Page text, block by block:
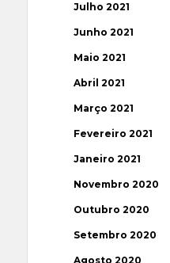
Julho 2021
Junho 2021
Maio 2021
Abril 2021
Março 2021
Fevereiro 2021
Janeiro 2021
Novembro 2020
Outubro 2020
Setembro 2020
Agosto 2020